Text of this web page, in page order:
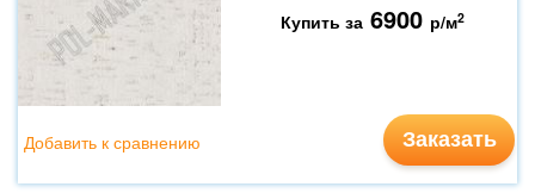
Купить за 6900 р/м2
Заказать
Добавить к сравнению